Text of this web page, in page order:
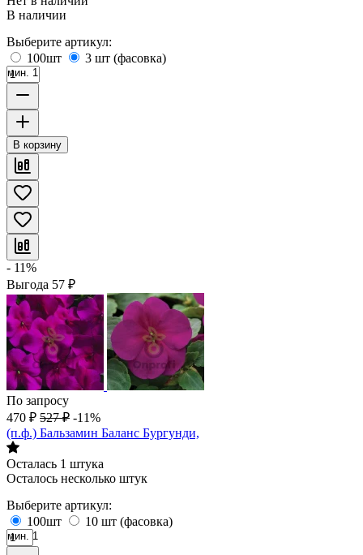
В наличии
Выберите артикул:
100шт
3 шт (фасовка)
мин. 1
В корзину
- 11%
Выгода 57 ₽
По запросу
470 ₽ 527 ₽ -11%
(п.ф.) Бальзамин Баланс Бургунди,
Осталась 1 штука
Осталось несколько штук
Выберите артикул:
100шт
10 шт (фасовка)
мин. 1